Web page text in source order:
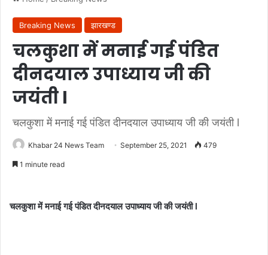
Breaking News झारखण्ड
चलकुशा में मनाई गई पंडित
दीनदयाल उपाध्याय जी की
जयंती l
चलकुशा में मनाई गई पंडित दीनदयाल उपाध्याय जी की जयंती l
Khabar 24 News Team September 25, 2021 479
1 minute read
चलकुशा में मनाई गई पंडित दीनदयाल उपाध्याय जी की जयंती l